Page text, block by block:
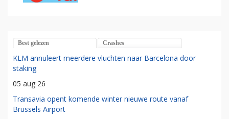
Best gelezen Crashes
KLM annuleert meerdere vluchten naar Barcelona door
staking
05 aug 26
Transavia opent komende winter nieuwe route vanaf
Brussels Airport